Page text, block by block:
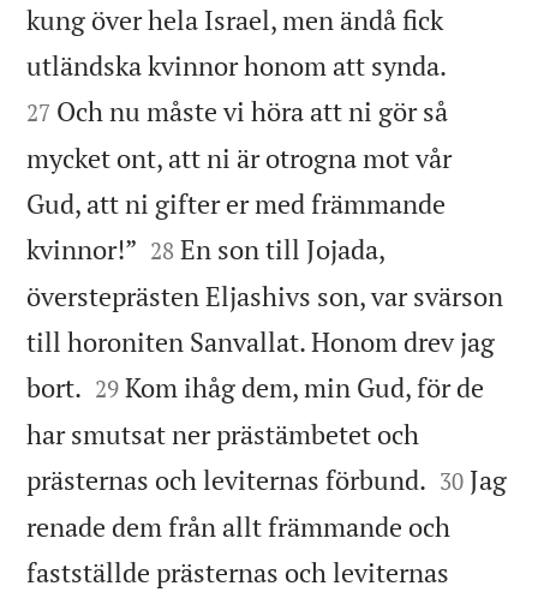
kung över hela Israel, men ändå fick
utländska kvinnor honom att synda.
27 Och nu måste vi höra att ni gör så
mycket ont, att ni är otrogna mot vår
Gud, att ni gifter er med främmande
kvinnor!” 

28 En son till Jojada,
översteprästen Eljashivs son, var svärson
till horoniten Sanvallat. Honom drev jag
bort. 

29 Kom ihåg dem, min Gud, för de
har smutsat ner prästämbetet och
prästernas och leviternas förbund. 

30 Jag
renade dem från allt främmande och
fastställde prästernas och leviternas